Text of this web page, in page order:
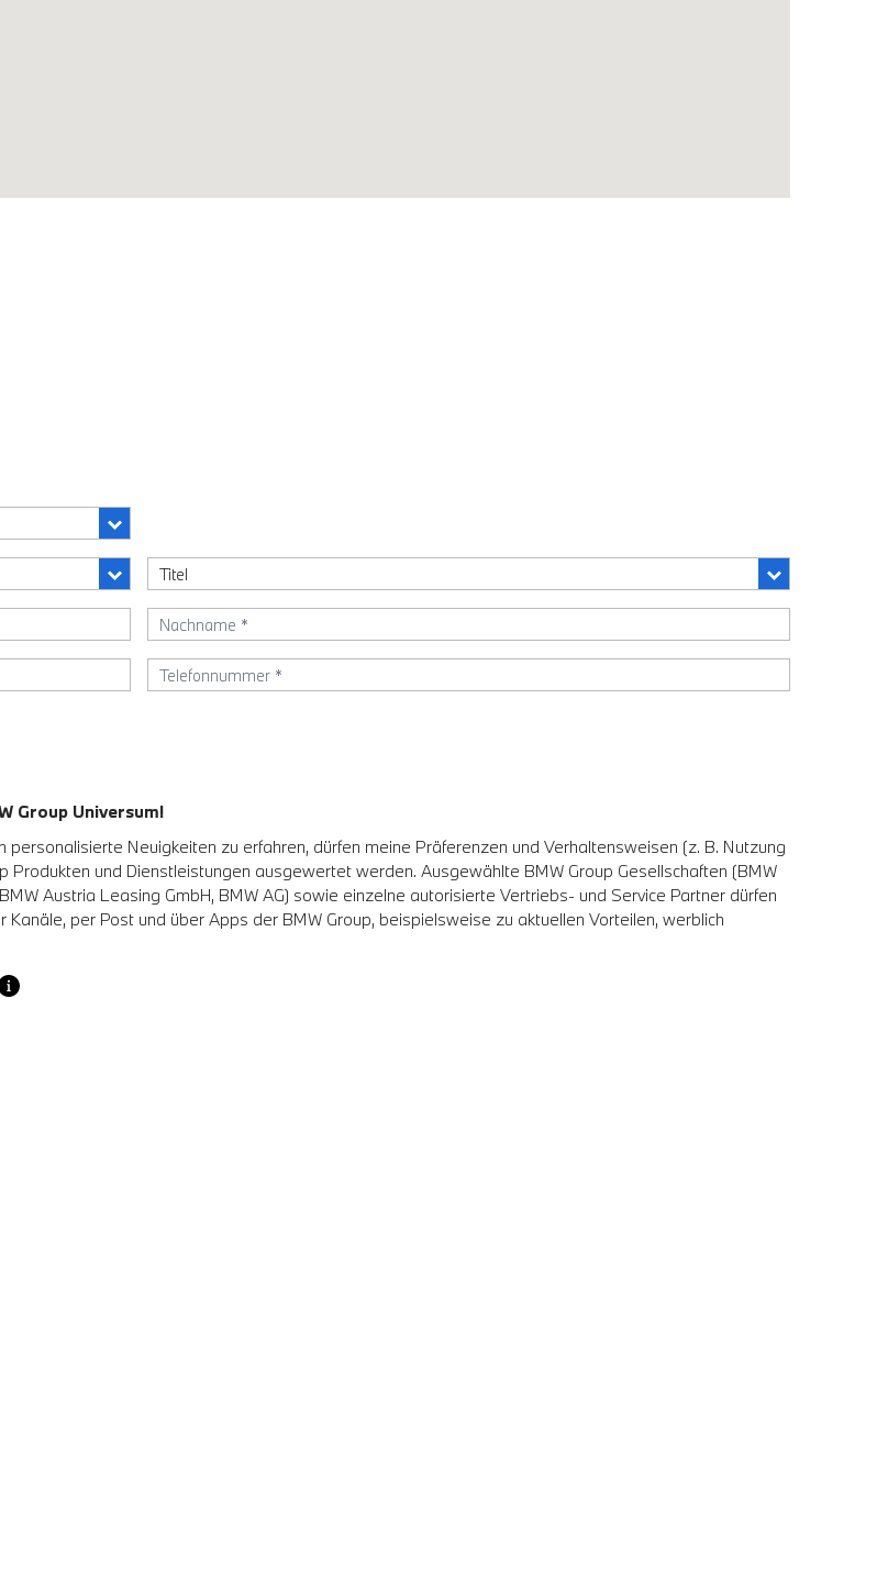
Group Universum!
Neuigkeiten zu erfahren, dürfen meine Präferenzen und Verhaltensweisen (z. B. Nutzung
Produkten und Dienstleistungen ausgewertet werden. Ausgewählte BMW Group Gesellschaften (BMW
Austria Leasing GmbH, BMW AG) sowie einzelne autorisierte Vertriebs- und Service Partner dürfen
per Post und über Apps der BMW Group, beispielsweise zu aktuellen Vorteilen, werblich